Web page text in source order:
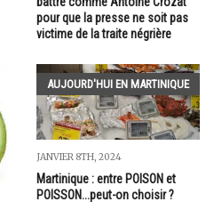
pour que la presse ne soit pas
victime de la traite négrière
AUJOURD'HUI EN MARTINIQUE
JANVIER 8TH, 2024
Martinique : entre POISON et
POISSON...peut-on choisir ?